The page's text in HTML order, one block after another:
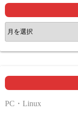
ア
ー
カ
ブ
PC・Linux